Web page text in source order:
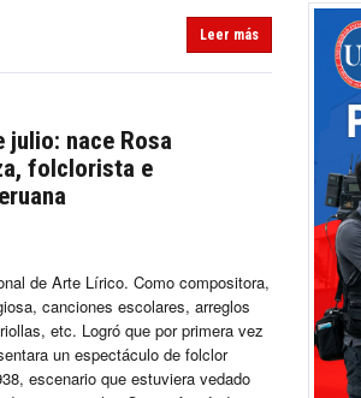
Leer más
julio: nace Rosa
folclorista e
de Arte Lírico. Como compositora,
canciones escolares, arreglos
etc. Logró que por primera vez
un espectáculo de folclor
escenario que estuviera vedado